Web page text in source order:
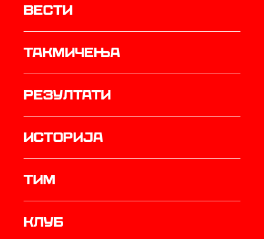
Вести
Такмичења
резултати
историја
ТИМ
Клуб